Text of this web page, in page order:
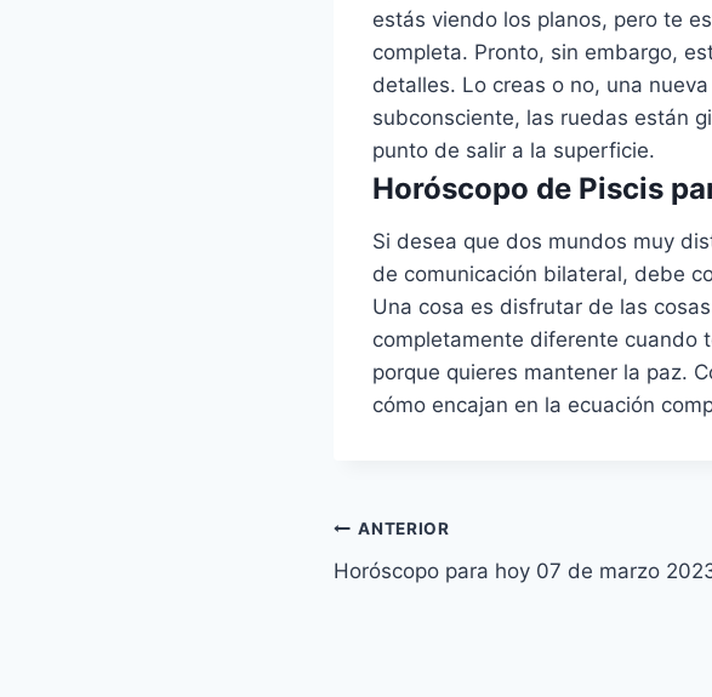
estás viendo los planos, pero te
completa. Pronto, sin embargo,
detalles. Lo creas o no, una
subconsciente, las ruedas están
punto de salir a la superficie.
Horóscopo de Piscis
Si desea que dos mundos muy
de comunicación bilateral, debe
Una cosa es disfrutar de las
completamente diferente cuando
porque quieres mantener la paz.
cómo encajan en la ecuación
Navegación
de
ANTERIOR
Horóscopo para hoy 07 de marzo